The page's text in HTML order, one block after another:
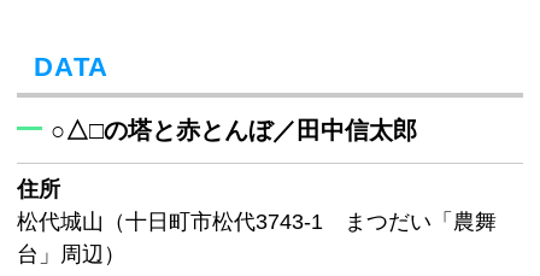
DATA
○△□の塔と赤とんぼ／田中信太郎
住所
松代城山（十日町市松代3743-1 まつだい「農舞
台」周辺）